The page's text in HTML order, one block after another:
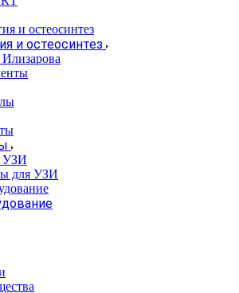
и остеосинтез
УЗИ
для УЗИ